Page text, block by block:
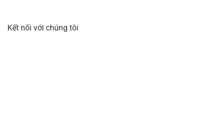
Kết nối với chúng tôi